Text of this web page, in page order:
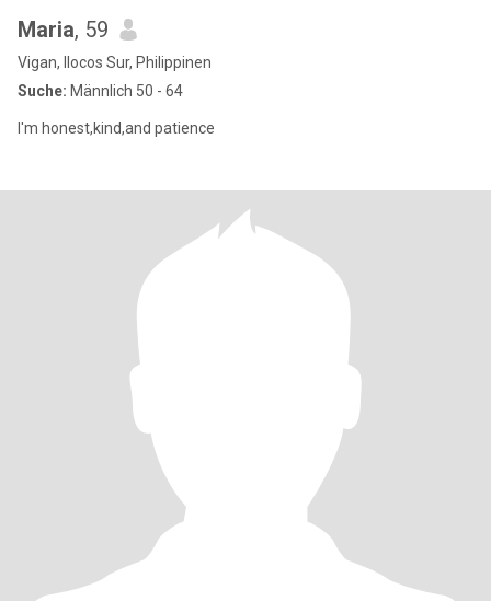
Maria, 59
Vigan, Ilocos Sur, Philippinen
Suche: Männlich 50 - 64
I'm honest,kind,and patience